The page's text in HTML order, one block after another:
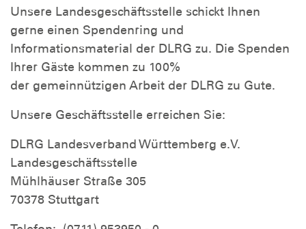
Unsere Landesgeschäftsstelle schickt Ihnen
gerne einen Spendenring und
Informationsmaterial der DLRG zu. Die Spenden
Ihrer Gäste kommen zu 100%
der gemeinnützigen Arbeit der DLRG zu Gute.
Unsere Geschäftsstelle erreichen Sie:
DLRG Landesverband Württemberg e.V.
Landesgeschäftsstelle
Mühlhäuser Straße 305
70378 Stuttgart